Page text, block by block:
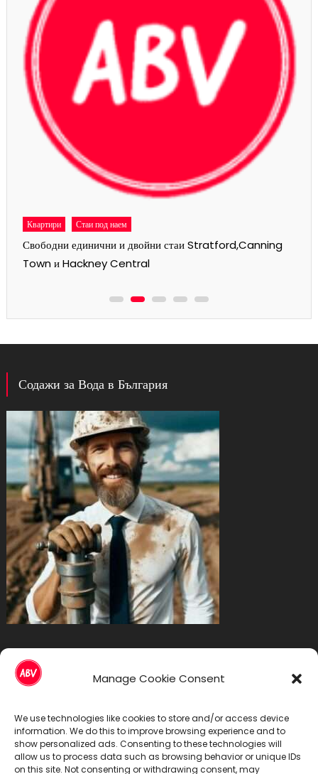
Manage Cookie Consent
We use technologies like cookies to store and/or access device
information. We do this to improve browsing experience and to
show personalized ads. Consenting to these technologies will
allow us to process data such as browsing behavior or unique IDs
on this site. Not consenting or withdrawing consent, may
Квартири Стаи под наем
Свободни единични и двойни стаи Stratford,Canning
Town и Hackney Central
Содажи за Вода в България
Болногледачи София